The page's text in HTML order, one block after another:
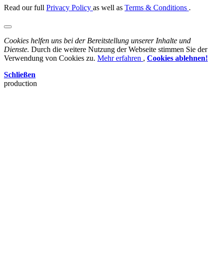
Read our full Privacy Policy as well as Terms & Conditions .
Cookies helfen uns bei der Bereitstellung unserer Inhalte und
Dienste. Durch die weitere Nutzung der Webseite stimmen Sie der
Verwendung von Cookies zu. Mehr erfahren , Cookies ablehnen!
Schließen
production